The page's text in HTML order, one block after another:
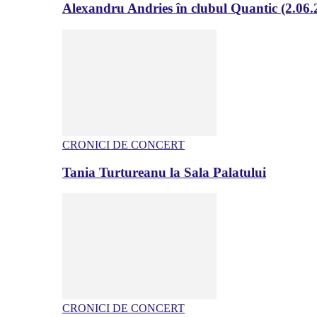
Alexandru Andries în clubul Quantic
CRONICI DE CONCERT
Tania Turtureanu la Sala Palatului
CRONICI DE CONCERT